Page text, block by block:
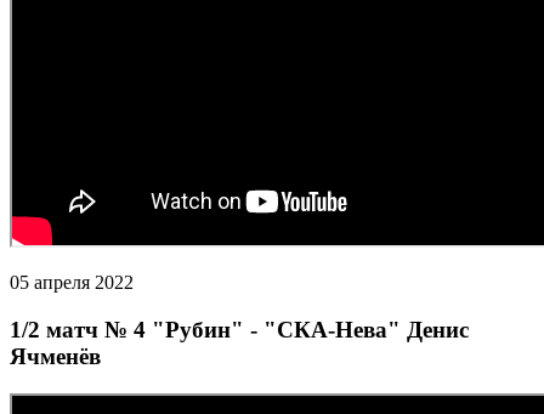
05 апреля 2022
1/2 матч № 4 "Рубин" - "СКА-Нева" Денис
Ячменёв